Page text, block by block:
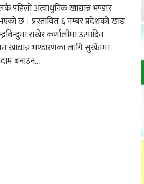
पहिलो अत्याधुनिक खाद्यान्न भण्डार
छ । प्रस्तावित ६ नम्बर प्रदेशको खाद्य
राखेर कर्णालीमा उत्पादित
खाद्यान्न भण्डारणका लागि सुर्खेतमा
बनाउन...